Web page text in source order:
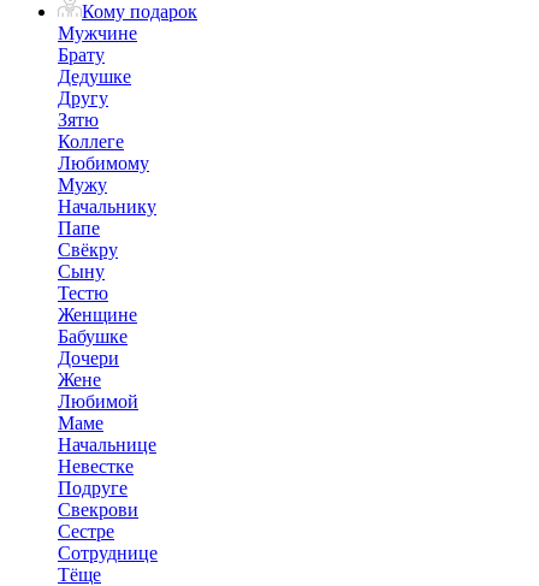
Кому подарок
Мужчине
Брату
Дедушке
Другу
Зятю
Коллеге
Любимому
Мужу
Начальнику
Папе
Свёкру
Сыну
Тестю
Женщине
Бабушке
Дочери
Жене
Любимой
Маме
Начальнице
Невестке
Подруге
Свекрови
Сестре
Сотруднице
Тёще